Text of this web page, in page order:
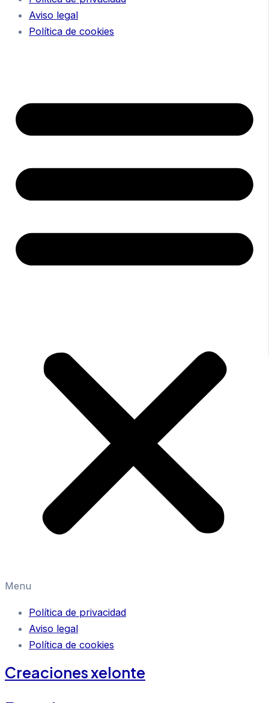
Aviso legal
Política de cookies
Menu
Política de privacidad
Aviso legal
Política de cookies
Creaciones xelonte